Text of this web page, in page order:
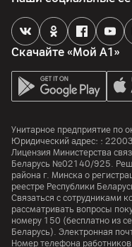
Скачайте «Мой А1»
Унитарное предприятие по
Юридический адрес: :
Лицензия Министерства
Беларусь №02140/925.
района г. Минска о
реестре Республики
Связаться с сотрудниками
рассматривать вопросы
номеру 150 (бесплатно из
Беларусь). Электронная
Номер телефона